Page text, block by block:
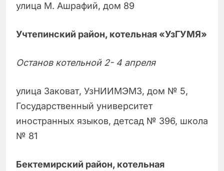
улица М. Ашрафий, дом 89
Учтепинский район, котельная «УзГУМЯ»
Останов котельной 2- 4 апреля
улица Заковат, УзНИИМЭМЗ, дом № 5,
Государственный университет
иностранных языков, детсад № 396, школа
№ 81
Бектемирский район, котельная